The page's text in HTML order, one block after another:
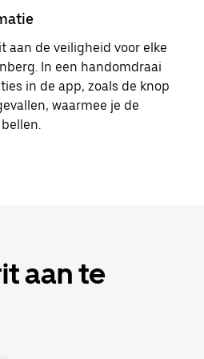
aan de veiligheid voor elke
In een handomdraai
in de app, zoals de knop
waarmee je de
aan te